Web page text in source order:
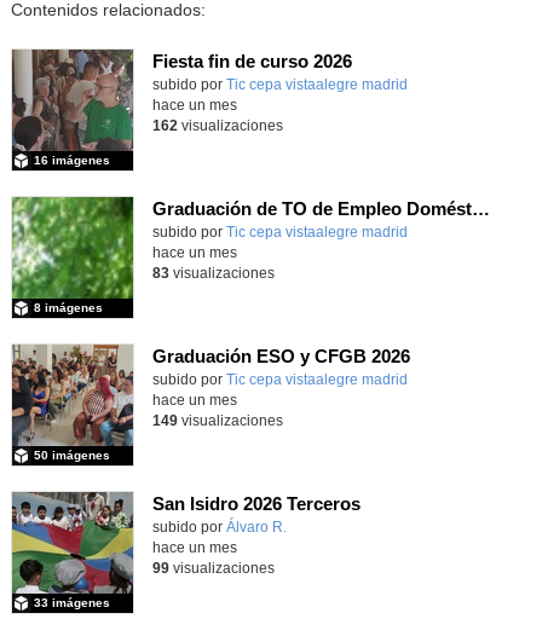
Contenidos relacionados:
Fiesta fin de curso 2026
subido por Tic cepa vistaalegre madrid
16 imágenes
hace un mes
162 visualizaciones
Graduación de TO de Empleo Doméstico
subido por Tic cepa vistaalegre madrid
8 imágenes
hace un mes
83visualizaciones
Graduación ESO y CFGB 2026
subido por Tic cepa vistaalegre madrid
50 imágenes
hace un mes
149visualizaciones
San Isidro 2026 Terceros
Contenido educativo.
subido por Álvaro R.
33 imágenes
hace un mes
99visualizaciones